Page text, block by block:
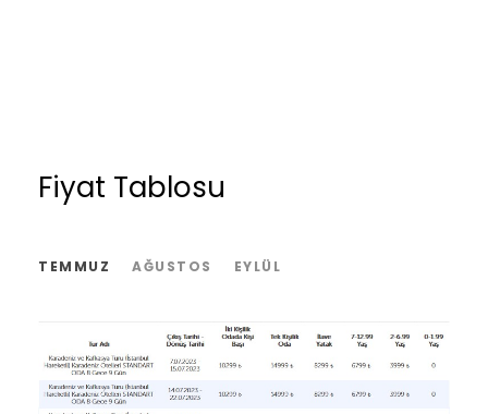
Fiyat Tablosu
TEMMUZ AĞUSTOS EYLÜL